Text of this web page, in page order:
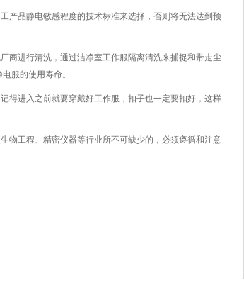
产品静电敏感程度的技术标准来选择， 否则将无法达到预
商进行清洗，通过洁净室工作服隔离清洗来捕捉和带走尘
服的使用寿命。
得进入之前就要穿戴好工作服，扣子也一定要扣好，这样
物工程、精密仪器等行业所不可缺少的，必须遵循和注意